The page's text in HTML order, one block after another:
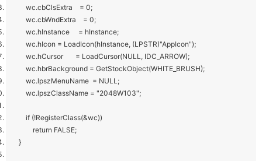
wc.cbClsExtra = 0;
wc.cbWndExtra = 0;
wc.hInstance = hInstance;
wc.hIcon = LoadIcon(hInstance, (LPSTR)"AppIcon");
wc.hCursor = LoadCursor(NULL, IDC_ARROW);
wc.hbrBackground = GetStockObject(WHITE_BRUSH);
wc.lpszMenuName = NULL;
wc.lpszClassName = "2048W103";
if (!RegisterClass(&wc))
return FALSE;
}